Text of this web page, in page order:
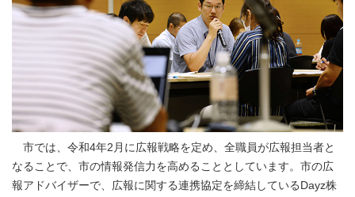
市では、令和4年2月に広報戦略を定め、全職員が広報担当者と
なることで、市の情報発信力を高めることとしています。市の広
報アドバイザーで、広報に関する連携協定を締結しているDayz株